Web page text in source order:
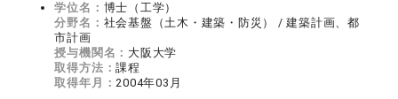
学位名： 博士（工学）
分野名： 社会基盤（土木・建築・防災） / 建築計画、都
市計画
授与機関名： 大阪大学
取得方法：課程
取得年月：2004年03月